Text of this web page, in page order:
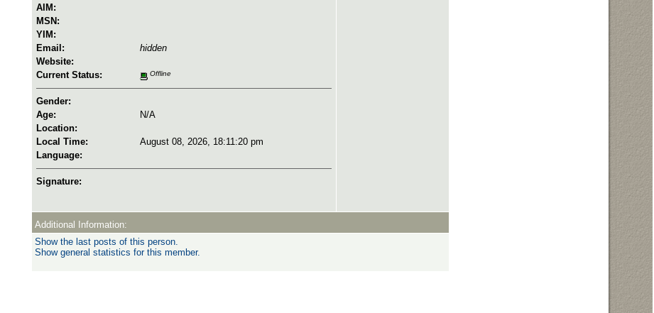
AIM:
MSN:
YIM:
Email:
hidden
Website:
Current Status:
Offline
Gender:
Age:
N/A
Location:
Local Time:
August 08, 2026, 18:11:20 pm
Language:
Signature:
Additional Information:
Show the last posts of this person.
Show general statistics for this member.